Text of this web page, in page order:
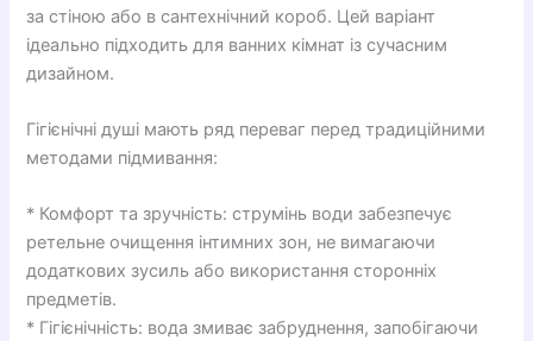
за стіною або в сантехнічний короб. Цей варіант
ідеально підходить для ванних кімнат із сучасним
дизайном.
Гігієнічні душі мають ряд переваг перед традиційними
методами підмивання:
* Комфорт та зручність: струмінь води забезпечує
ретельне очищення інтимних зон, не вимагаючи
додаткових зусиль або використання сторонніх
предметів.
* Гігієнічність: вода змиває забруднення, запобігаючи